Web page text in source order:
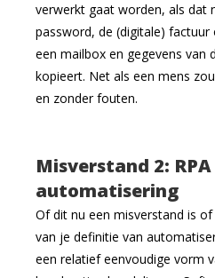
verwerkt gaat worden, als dat
password, de (digitale)
een mailbox en gegevens van
kopieert. Net als een mens
en zonder fouten.
Misverstand 2:
automatisering
Of dit nu een misverstand is
van je definitie van
een relatief eenvoudige vorm